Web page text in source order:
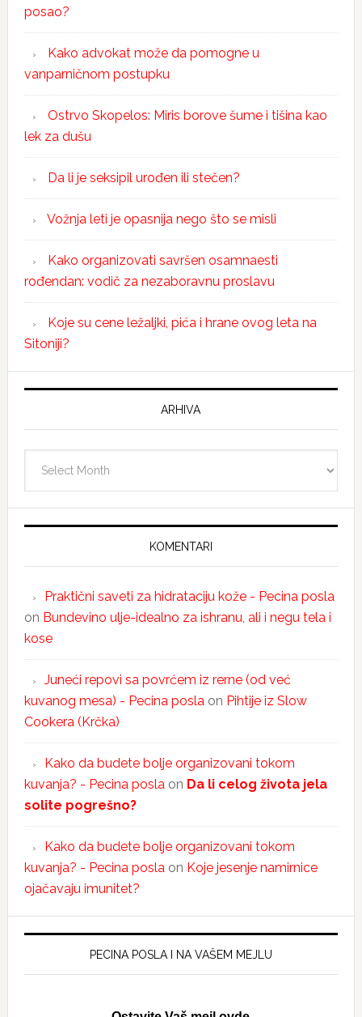
posao?
Kako advokat može da pomogne u
vanparničnom postupku
Ostrvo Skopelos: Miris borove šume i tišina kao
lek za dušu
Da li je seksipil urođen ili stečen?
Vožnja leti je opasnija nego što se misli
Kako organizovati savršen osamnaesti
rođendan: vodič za nezaboravnu proslavu
Koje su cene ležaljki, pića i hrane ovog leta na
Sitoniji?
ARHIVA
KOMENTARI
Praktični saveti za hidrataciju kože - Pecina posla
on Bundevino ulje-idealno za ishranu, ali i negu tela i
kose
Juneći repovi sa povrćem iz rerne (od već
kuvanog mesa) - Pecina poslaon Pihtije iz Slow
Cookera (Krčka)
Kako da budete bolje organizovani tokom
kuvanja? - Pecina poslaon Da li celog života jela
solite pogrešno?
Kako da budete bolje organizovani tokom
kuvanja? - Pecina poslaon Koje jesenje namirnice
ojačavaju imunitet?
PECINA POSLA I NA VAŠEM MEJLU